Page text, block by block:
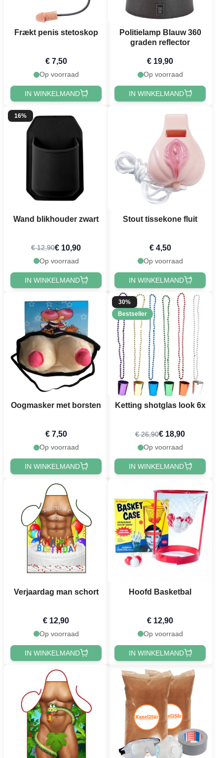
Frækt penis stetoskop
€ 7,50
Op voorraad
IN WINKELMAND
Politielamp Blauw 360
graden reflector
€ 19,90
Op voorraad
IN WINKELMAND
16%
Wand blikhouder zwart
€ 12,90€ 10,90
Op voorraad
IN WINKELMAND
Stout tissekone fluit
€ 4,50
Op voorraad
IN WINKELMAND
Oogmasker met borsten
€ 7,50
Op voorraad
IN WINKELMAND
30%
Bestseller
Ketting shotglas look 6x
€ 26,90€ 18,90
Op voorraad
IN WINKELMAND
Verjaardag man schort
€ 12,90
Op voorraad
IN WINKELMAND
Hoofd Basketbal
€ 12,90
Op voorraad
IN WINKELMAND